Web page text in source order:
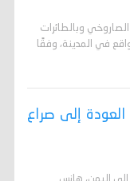
وبالطائرات
في المدينة، وفقًا
العودة إلى صراع